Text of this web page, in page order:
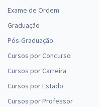
Exame de Ordem
Graduação
Pós-Graduação
Cursos por Concurso
Cursos por Carreira
Cursos por Estado
Cursos por Professor